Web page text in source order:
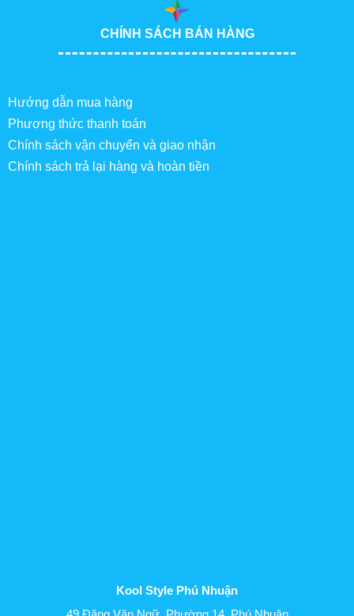
CHÍNH SÁCH BÁN HÀNG
Hướng dẫn mua hàng
Phương thức thanh toán
Chính sách vận chuyển và giao nhận
Chính sách trả lại hàng và hoàn tiền
Kool Style Phú Nhuận